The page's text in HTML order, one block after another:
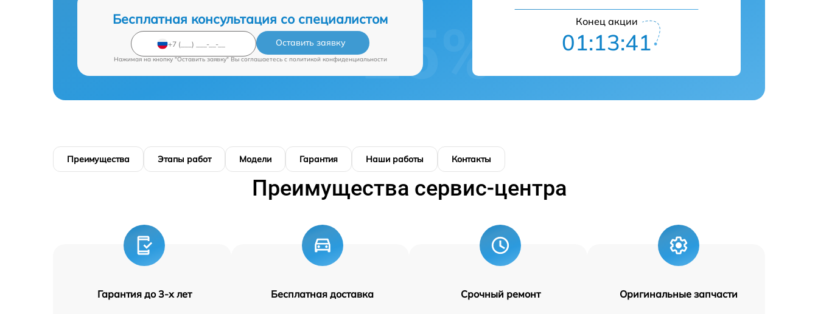
Бесплатная консультация со специалистом
Оставить заявку
Нажимая на кнопку "Оставить заявку" Вы соглашаетесь c политикой конфиденциальности
Конец акции
01:13:40
Преимущества Этапы работ Модели Гарантия Наши работы Контакты
Преимущества сервис-центра
Гарантия до 3-х лет Бесплатная доставка Срочный ремонт Оригинальные запчасти